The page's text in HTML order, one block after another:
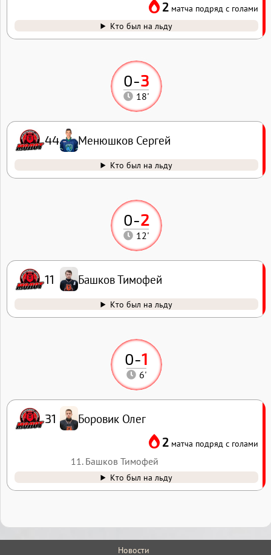
0-1
6'
31 Боровик Олег
2 матча подряд с голами
11. Башков Тимофей
Кто был на льду
0-2
12'
11 Башков Тимофей
Кто был на льду
0-3
18'
44 Менюшков Сергей
Кто был на льду
2 матча подряд с голами
Кто был на льду
Новости